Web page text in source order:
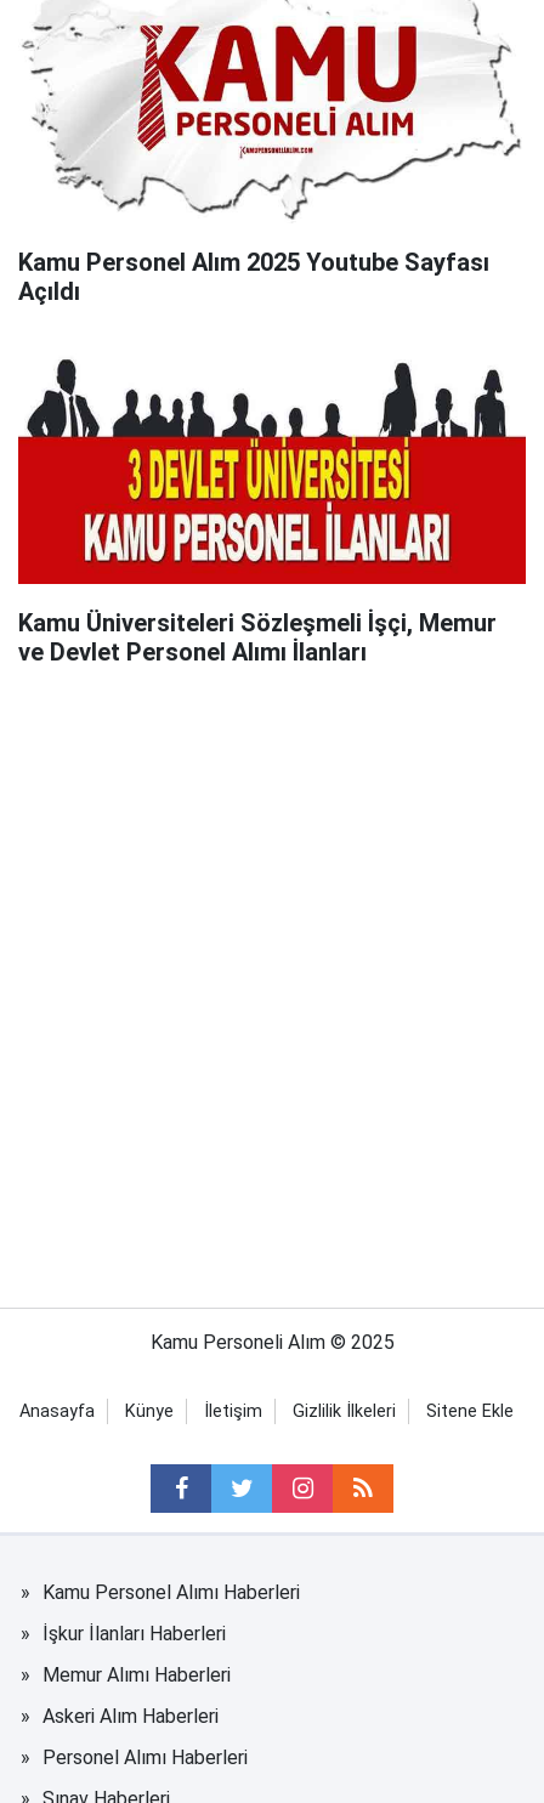
Kamu Personel Alım 2025 Youtube Sayfası
Açıldı
Kamu Üniversiteleri Sözleşmeli İşçi, Memur
ve Devlet Personel Alımı İlanları
Kamu Personeli Alım © 2025
Anasayfa Künye İletişim Gizlilik İlkeleri Sitene Ekle
Kamu Personel Alımı Haberleri
İşkur İlanları Haberleri
Memur Alımı Haberleri
Askeri Alım Haberleri
Personel Alımı Haberleri